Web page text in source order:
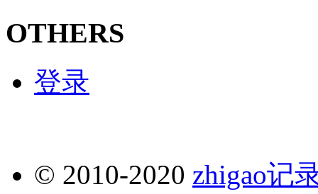
OTHERS
登录
© 2010-2020 zhigao记